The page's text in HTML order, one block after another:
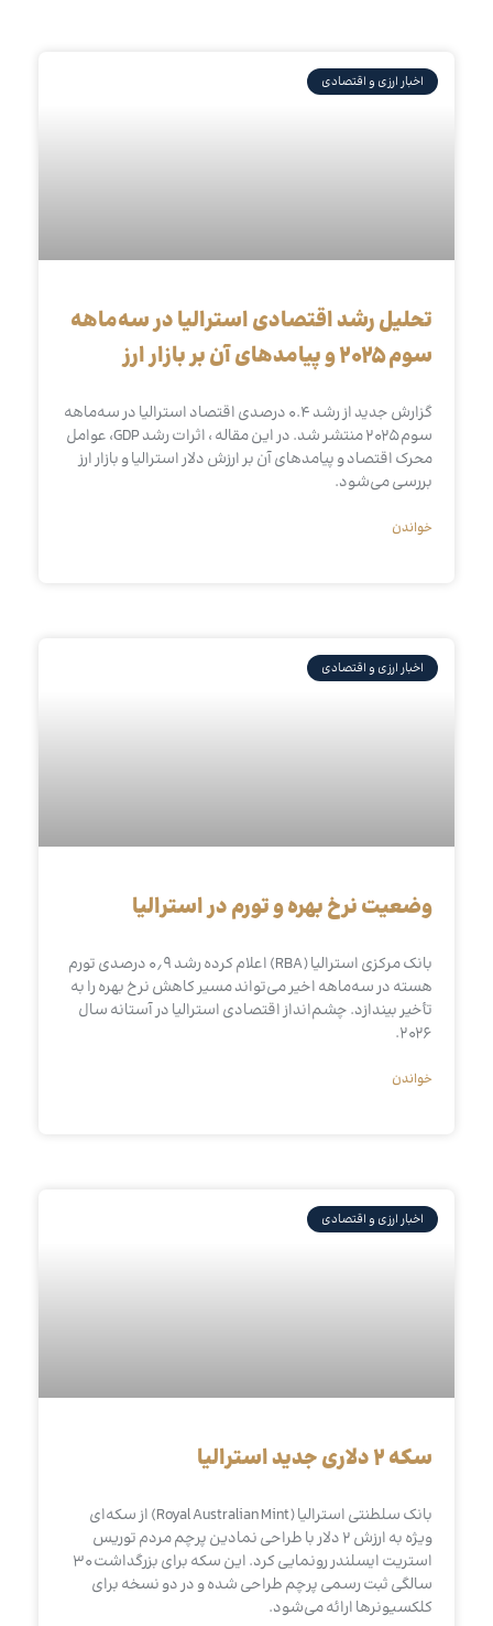
اخبار ارزی و اقتصادی
تحلیل رشد اقتصادی استرالیا در سه‌ماهه
سوم ۲۰۲۵ و پیامدهای آن بر بازار ارز
گزارش جدید از رشد ۰.۴ درصدی اقتصاد استرالیا در سه‌ماهه
سوم ۲۰۲۵ منتشر شد. در این مقاله ، اثرات رشد GDP، عوامل
محرک اقتصاد و پیامدهای آن بر ارزش دلار استرالیا و بازار ارز
بررسی می‌شود.
خواندن
اخبار ارزی و اقتصادی
وضعیت نرخ بهره و تورم در استرالیا
بانک مرکزی استرالیا (RBA) اعلام کرده رشد ۰٫۹ درصدی تورم
هسته در سه‌ماهه اخیر می‌تواند مسیر کاهش نرخ بهره را به
تأخیر بیندازد. چشم‌انداز اقتصادی استرالیا در آستانه سال
۲۰۲۶.
خواندن
اخبار ارزی و اقتصادی
سکه ۲ دلاری جدید استرالیا
بانک سلطنتی استرالیا (Royal Australian Mint) از سکه‌ای
ویژه به ارزش ۲ دلار با طراحی نمادین پرچم مردم توریس
استریت ایسلندر رونمایی کرد. این سکه برای بزرگداشت ۳۰
سالگی ثبت رسمی پرچم طراحی شده و در دو نسخه برای
کلکسیونرها ارائه می‌شود.